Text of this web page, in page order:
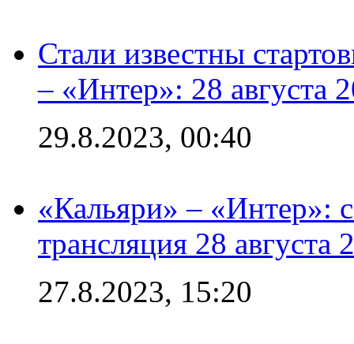
Стали известны
– «Интер»: 28 августа
29.8.2023, 00:40
«Кальяри» – «Интер»:
трансляция 28 августа
27.8.2023, 15:20